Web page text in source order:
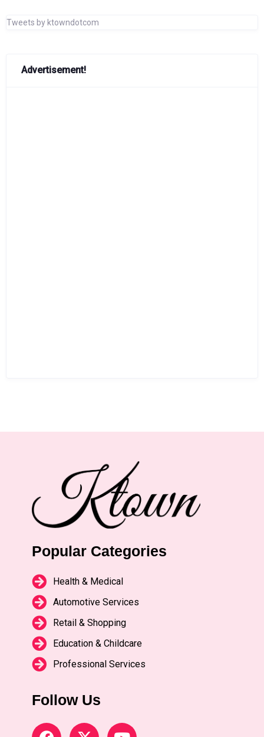
Tweets by ktowndotcom
Advertisement!
Popular Categories
Health & Medical
Automotive Services
Retail & Shopping
Education & Childcare
Professional Services
Follow Us